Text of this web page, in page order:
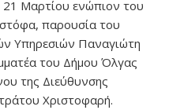
21 Μαρτίου ενώπιον του
παρουσία του
Υπηρεσιών Παναγιώτη
του Δήμου Όλγας
της Διεύθυνσης
Χριστοφαρή.